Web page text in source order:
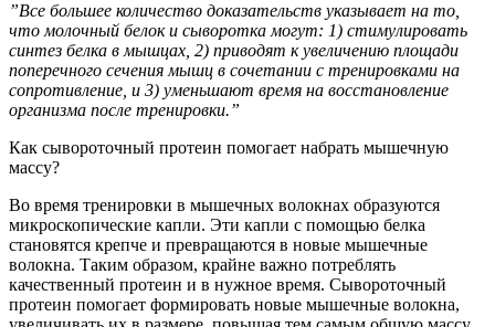
”Все большее количество доказательств указывает на то,
что молочный белок и сыворотка могут: 1) стимулировать
синтез белка в мышцах, 2) приводят к увеличению площади
поперечного сечения мышц в сочетании с тренировками на
сопротивление, и 3) уменьшают время на восстановление
организма после тренировки.”
Как сывороточный протеин помогает набрать мышечную
массу?
Во время тренировки в мышечных волокнах образуются
микроскопические капли. Эти капли с помощью белка
становятся крепче и превращаются в новые мышечные
волокна. Таким образом, крайне важно потреблять
качественный протеин и в нужное время. Сывороточный
протеин помогает формировать новые мышечные волокна,